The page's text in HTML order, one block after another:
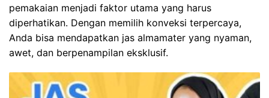
pemakaian menjadi faktor utama yang harus
diperhatikan. Dengan memilih konveksi terpercaya,
Anda bisa mendapatkan jas almamater yang nyaman,
awet, dan berpenampilan eksklusif.